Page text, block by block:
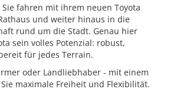
Sie fahren mit ihrem neuen Toyota
und weiter hinaus in die
rund um die Stadt. Genau hier
sein volles Potenzial: robust,
für jedes Terrain.
oder Landliebhaber - mit einem
maximale Freiheit und Flexibilität.